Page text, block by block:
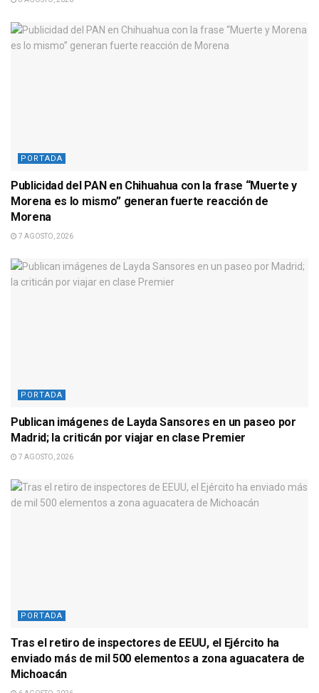
PORTADA
Publicidad del PAN en Chihuahua con la frase “Muerte y
Morena es lo mismo” generan fuerte reacción de
Morena
7 AGOSTO, 2026
PORTADA
Publican imágenes de Layda Sansores en un paseo por
Madrid; la criticán por viajar en clase Premier
7 AGOSTO, 2026
PORTADA
Tras el retiro de inspectores de EEUU, el Ejército ha
enviado más de mil 500 elementos a zona aguacatera de
Michoacán